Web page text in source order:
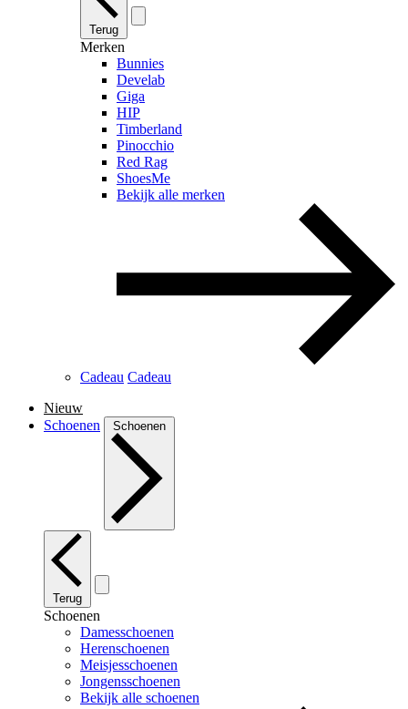
Terug
Merken
Bunnies
Develab
Giga
HIP
Timberland
Pinocchio
Red Rag
ShoesMe
Bekijk alle merken
Cadeau Cadeau
Nieuw
Schoenen
Schoenen
Terug
Schoenen
Damesschoenen
Herenschoenen
Meisjesschoenen
Jongensschoenen
Bekijk alle schoenen